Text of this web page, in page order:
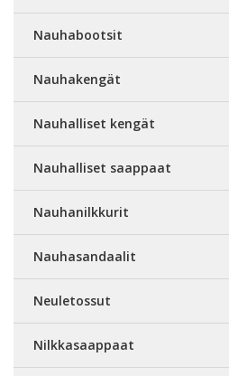
Nauhabootsit
Nauhakengät
Nauhalliset kengät
Nauhalliset saappaat
Nauhanilkkurit
Nauhasandaalit
Neuletossut
Nilkkasaappaat